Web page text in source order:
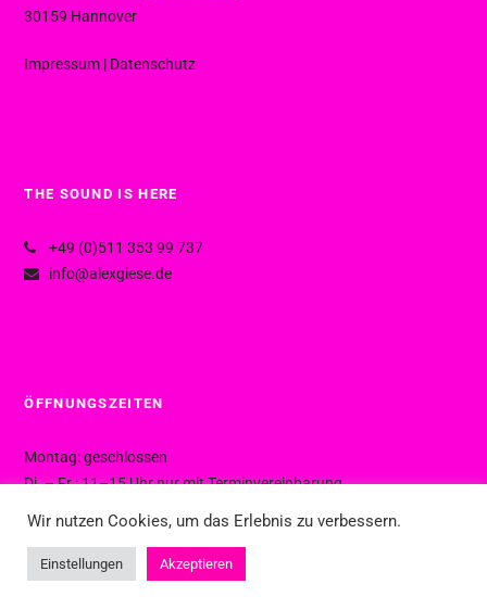
30159 Hannover
Impressum | Datenschutz
THE SOUND IS HERE
+49 (0)511 353 99 737
info@alexgiese.de
ÖFFNUNGSZEITEN
Montag: geschlossen
Di. – Fr.: 11–15 Uhr nur mit Terminvereinbarung
Wir nutzen Cookies, um das Erlebnis zu verbessern.
Einstellungen Akzeptieren